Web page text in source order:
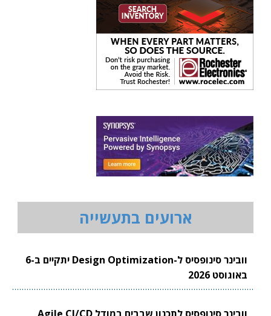
ארועים בתעשייה
וובינר סינופסיס ל-Design Optimization יתקיים ב-6
באוגוסט 2026